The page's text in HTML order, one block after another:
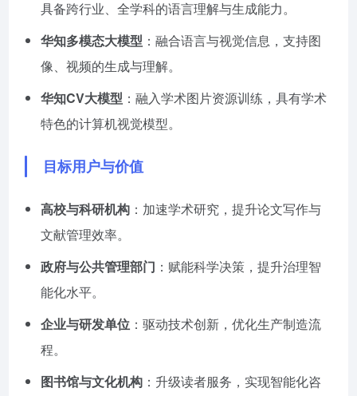
具备跨行业、全学科的语言理解与生成能力。
华知多模态大模型 ：融合语言与视觉信息，支持图
像、视频的生成与理解。
华知CV大模型 ：融入学术图片资源训练，具有学术
特色的计算机视觉模型。
目标用户与价值
高校与科研机构 ：加速学术研究，提升论文写作与
文献管理效率。
政府与公共管理部门 ：赋能科学决策，提升治理智
能化水平。
企业与研发单位 ：驱动技术创新，优化生产制造流
程。
图书馆与文化机构 ：升级读者服务，实现智能化咨